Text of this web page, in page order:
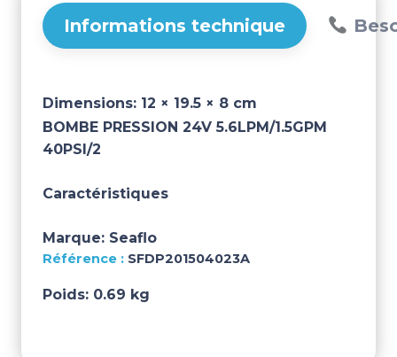
Informations technique
Dimensions: 12 × 19.5 × 8 cm
BOMBE PRESSION 24V 5.6LPM/1.5GPM
40PSI/2
Caractéristiques
Marque: Seaflo
SFDP201504023A
Poids: 0.69 kg